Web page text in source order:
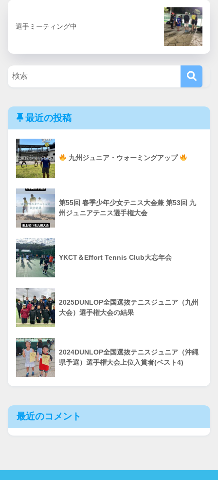
選手ミーティング中
最近の投稿
九州ジュニア・ウォーミングアップ
第55回 春季少年少女テニス大会兼 第53回 九
州ジュニアテニス選手権大会
YKCT＆Effort Tennis Club大忘年会
2025DUNLOP全国選抜テニスジュニア（九州
大会）選手権大会の結果
2024DUNLOP全国選抜テニスジュニア（沖縄
県予選）選手権大会上位入賞者(ベスト4)
最近のコメント